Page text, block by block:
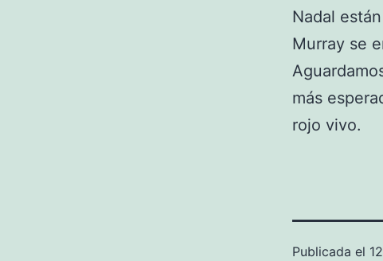
Nadal
Murray se
más
rojo vivo.
Publicada el